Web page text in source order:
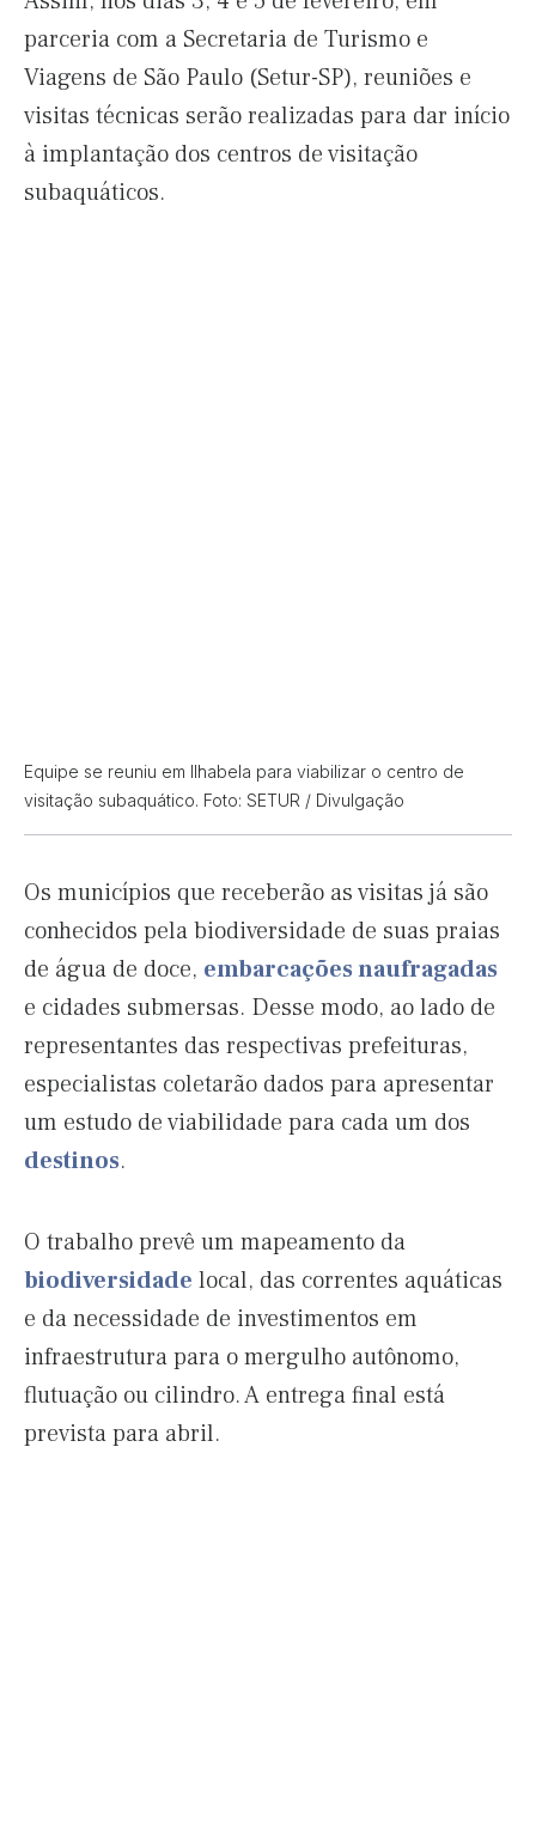
parceria com a Secretaria de Turismo e
Viagens de São Paulo (Setur-SP), reuniões e
visitas técnicas serão realizadas para dar início
à implantação dos centros de visitação
subaquáticos.
Equipe se reuniu em Ilhabela para viabilizar o centro de
visitação subaquático. Foto: SETUR / Divulgação
Os municípios que receberão as visitas já são
conhecidos pela biodiversidade de suas praias
de água de doce, embarcações naufragadas
e cidades submersas. Desse modo, ao lado de
representantes das respectivas prefeituras,
especialistas coletarão dados para apresentar
um estudo de viabilidade para cada um dos
destinos.
O trabalho prevê um mapeamento da
biodiversidade local, das correntes aquáticas
e da necessidade de investimentos em
infraestrutura para o mergulho autônomo,
flutuação ou cilindro. A entrega final está
prevista para abril.